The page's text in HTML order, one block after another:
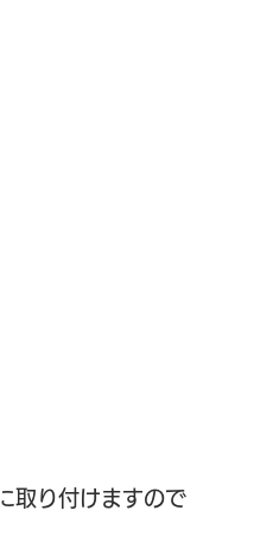
取り付けますので